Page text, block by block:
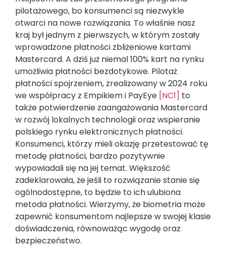
pilotażowego, bo konsumenci są niezwykle
otwarci na nowe rozwiązania. To właśnie nasz
kraj był jednym z pierwszych, w którym zostały
wprowadzone płatności zbliżeniowe kartami
Mastercard. A dziś już niemal 100% kart na rynku
umożliwia płatności bezdotykowe. Pilotaż
płatności spojrzeniem, zrealizowany w 2024 roku
we współpracy z Empikiem i PayEye [NC1] to
także potwierdzenie zaangażowania Mastercard
w rozwój lokalnych technologii oraz wspieranie
polskiego rynku elektronicznych płatności.
Konsumenci, którzy mieli okazję przetestować tę
metodę płatności, bardzo pozytywnie
wypowiadali się na jej temat. Większość
zadeklarowała, że jeśli to rozwiązanie stanie się
ogólnodostępne, to będzie to ich ulubiona
metoda płatności. Wierzymy, że biometria może
zapewnić konsumentom najlepsze w swojej klasie
doświadczenia, równoważąc wygodę oraz
bezpieczeństwo.